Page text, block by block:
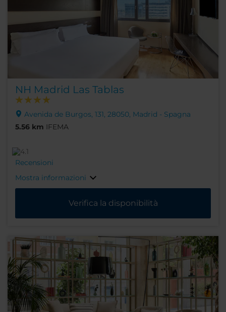
NH Madrid Las Tablas
Avenida de Burgos, 131, 28050, Madrid - Spagna
5.56 km IFEMA
Recensioni
Mostra informazioni
Verifica la disponibilità